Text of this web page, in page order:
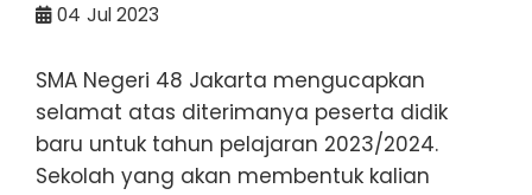
04 Jul 2023
SMA Negeri 48 Jakarta mengucapkan
selamat atas diterimanya peserta didik
baru untuk tahun pelajaran 2023/2024.
Sekolah yang akan membentuk kalian